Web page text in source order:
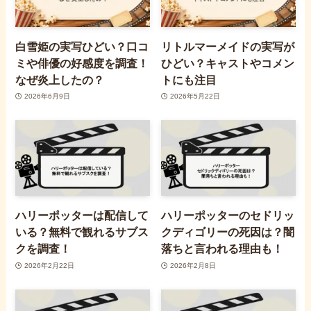
白雪姫の実写ひどい？口コ
ミや俳優の好感度を調査！
なぜ炎上したの？
2026年6月9日
リトルマーメイドの実写が
ひどい？キャストやコメン
トにも注目
2026年5月22日
ハリーポッターは配信して
いる？無料で観れるサブス
クを調査！
2026年2月22日
ハリーポッターのセドリッ
クディゴリーの死因は？闇
落ちと言われる理由も！
2026年2月8日